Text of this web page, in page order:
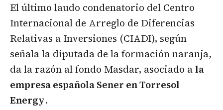
El último laudo condenatorio del Centro
Internacional de Arreglo de Diferencias
Relativas a Inversiones (CIADI), según
señala la diputada de la formación naranja,
da la razón al fondo Masdar, asociado ala
empresa española Sener en Torresol
Energy.